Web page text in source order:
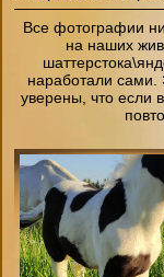
Все фотографии
на наших
наработали
уверены, что если